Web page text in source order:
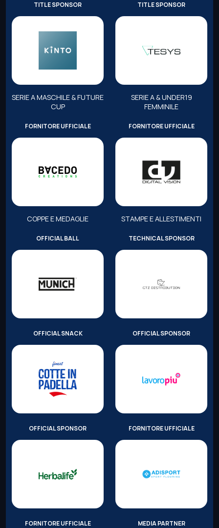
TITLE SPONSOR
SERIE A MASCHILE & FUTURE
CUP
TITLE SPONSOR
SERIE A & UNDER19
FEMMINILE
FORNITORE UFFICIALE
COPPE E MEDAGLIE
FORNITORE UFFICIALE
STAMPE E ALLESTIMENTI
OFFICIAL BALL TECHNICAL SPONSOR
OFFICIAL SNACK OFFICIAL SPONSOR
OFFICIAL SPONSOR FORNITORE UFFICIALE
FORNITORE UFFICIALE MEDIA PARTNER